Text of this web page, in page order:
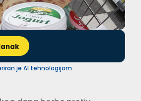
je AI tehnologijom